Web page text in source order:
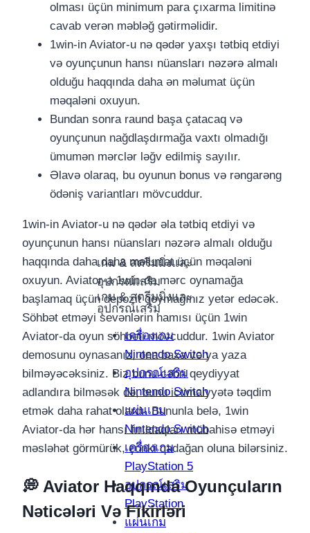
เกม & สตรีมมิ่งและ
อุปกรณ์เสริม
เกม & สตรีมมิ่งและ
อุปกรณ์เสริม
เครื่องเกม
Nintendo Switch
อุปกรณ์เสริม
Nintendo Switch
แผ่นเกม
Nintendo Switch
เครื่องเกม
PlayStation 5
อุปกรณ์เสริม
PlayStation
แผ่นเกม
olması üçün minimum para çıxarma limitinə
cavab verən məbləğ gətirməlidir.
1win-in Aviator-u nə qədər yaxşı tətbiq etdiyi
və oyunçunun hansı nüansları nəzərə almalı
olduğu haqqında daha ən məlumat üçün
məqaləni oxuyun.
Bundan sonra raund başa çatacaq və
oyunçunun nağdlaşdırmağa vaxtı olmadığı
ümumən mərclər ləğv edilmiş sayılır.
Əlavə olaraq, bu oyunun bonus və rəngarəng
ödəniş variantları mövcuddur.
1win-in Aviator-u nə qədər əla tətbiq etdiyi və
oyunçunun hansı nüansları nəzərə almalı olduğu
haqqında daha daha məlumat üçün məqaləni
oxuyun. Aviator-a 1win-də mərc oynamağa
başlamaq üçün depozit qoymağınız yetər edəcək.
Söhbət etməyi sevənlərin hamısı üçün 1win
Aviator-da oyun söhbəti mövcuddur. 1win Aviator
demosunu oynasanız, ona baxa və ya yaza
bilməyəcəksiniz. Biz bunu cəbri qeydiyyat
adlandıra bilməsək də, bunu ictimaiyyətə təqdim
etmək daha rahat olardı. Bununla belə, 1win
Aviator-da hər hansı fırıldaqları mübahisə etməyi
məsləhət görmürük, çünki qadağan oluna bilərsiniz.
💭 Aviator Haqqında Oyunçuların
Nəticələri Və Fikirləri